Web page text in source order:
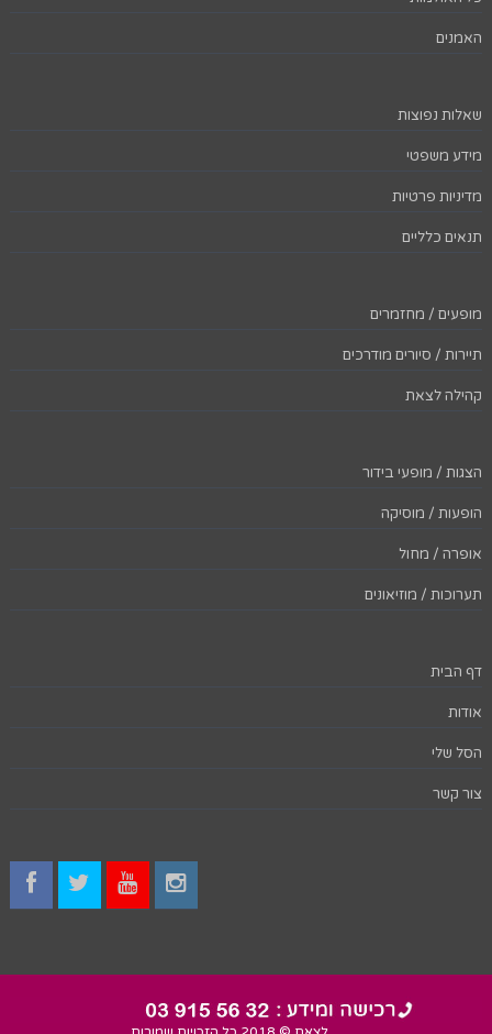
האמנים
שאלות נפוצות
מידע משפטי
מדיניות פרטיות
תנאים כלליים
מופעים / מחזמרים
תיירות / סיורים מודרכים
קהילה לצאת
הצגות / מופעי בידור
הופעות / מוסיקה
אופרה / מחול
תערוכות / מוזיאונים
דף הבית
אודות
הסל שלי
צור קשר